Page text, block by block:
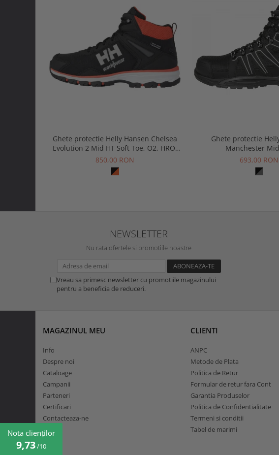
Ghete protectie Helly Hansen Chelsea
Evolution 2 Mid HT Soft Toe, O2, HRO,
SRC, ESD
850,00 RON
Ghete protectie
Manchester Mid
693,00 RON
NEWSLETTER
Nu rata ofertele si promotiile noastre
Vreau sa primesc newsletter cu promotiile magazinului
pentru a beneficia de reduceri.
MAGAZINUL MEU
Info
Despre noi
Cataloage
Campanii
Parteneri
Certificari
Contacteaza-ne
CLIENTI
ANPC
Metode de Plata
Politica de Retur
Formular de retur fara Cont
Garantia Produselor
Politica de Confidentialitate
Termeni si conditii
Tabel de marimi
Nota clienților
9,73/10